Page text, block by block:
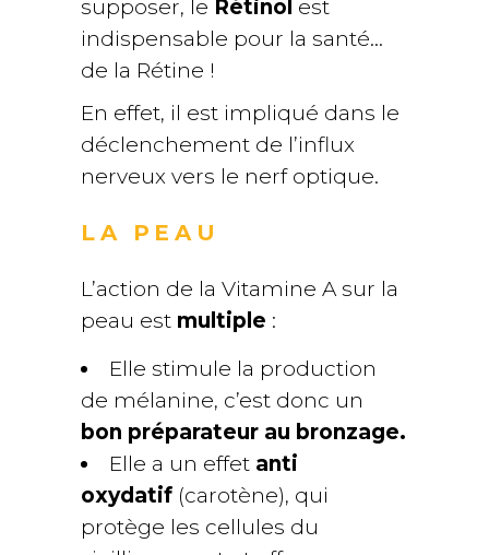
supposer, le Rétinol est
indispensable pour la santé…
de la Rétine !
En effet, il est impliqué dans le
déclenchement de l’influx
nerveux vers le nerf optique.
LA PEAU
L’action de la Vitamine A sur la
peau est multiple :
Elle stimule la production
de mélanine, c’est donc un
bon préparateur au bronzage.
Elle a un effet anti
oxydatif (carotène), qui
protège les cellules du